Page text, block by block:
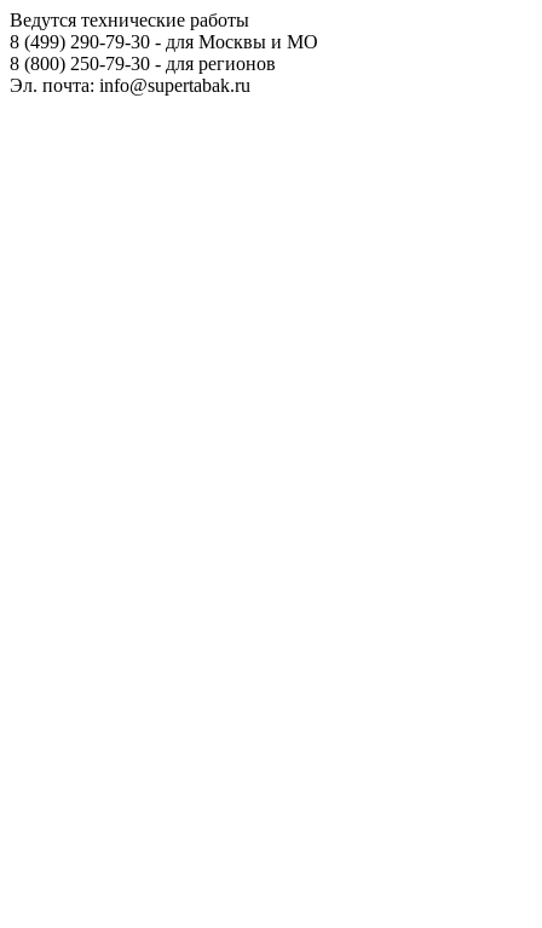
Ведутся технические работы
8 (499) 290-79-30 - для Москвы и МО
8 (800) 250-79-30 - для регионов
Эл. почта: info@supertabak.ru